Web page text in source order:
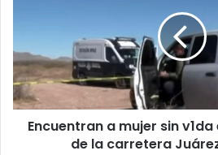
en
zona
desértica
de
Encuentran a mujer sin
de la carretera